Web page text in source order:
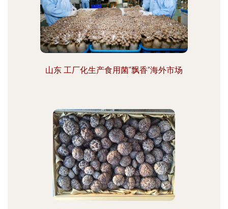
山东 工厂化生产食用菌“飘香”海外市场